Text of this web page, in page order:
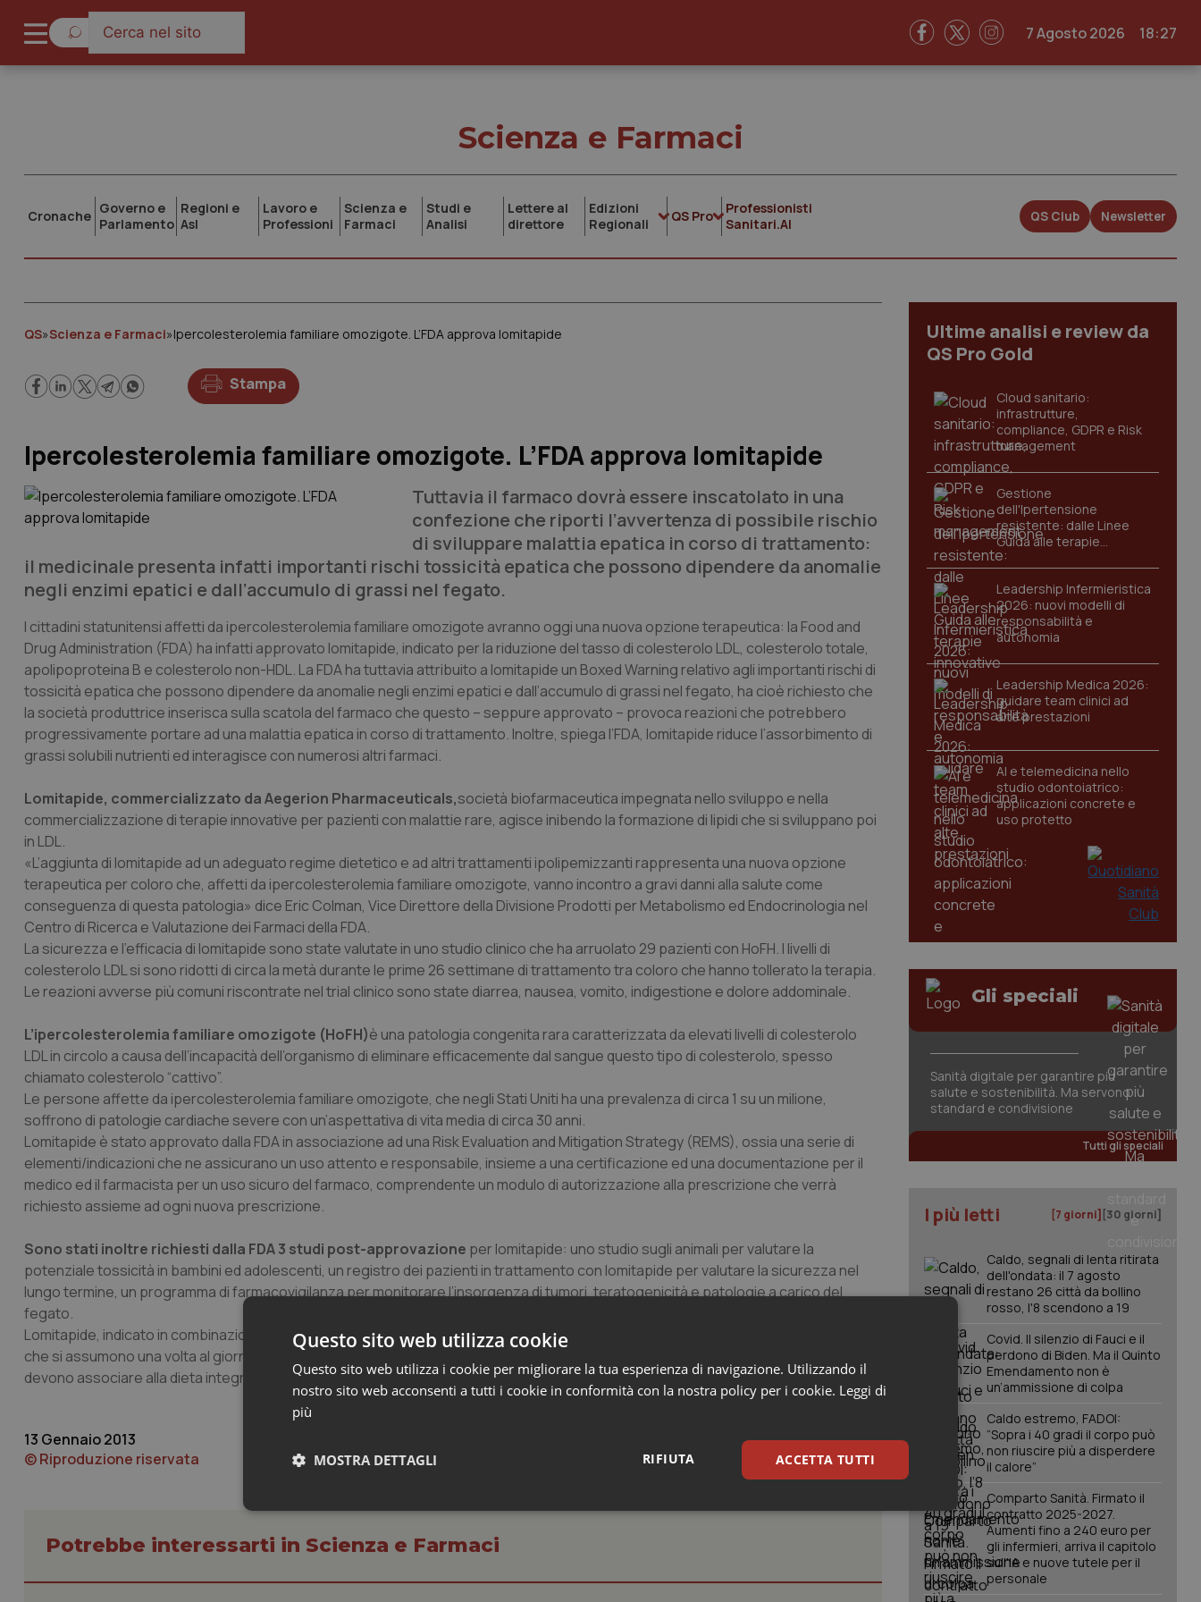
7 Agosto 2026 18:27
Scienza e Farmaci
Cronache Governo e
Parlamento
Regioni e
Asl
Lavoro e
Professioni
Scienza e
Farmaci
Studi e
Analisi
Lettere al
direttore
Edizioni
Regionali
QS Pro
Professionisti
Sanitari.AI
QS Club Newsletter
QS»Scienza e Farmaci»Ipercolesterolemia familiare omozigote. L’FDA approva lomitapide
Stampa
Ipercolesterolemia familiare omozigote. L’FDA approva lomitapide
Tuttavia il farmaco dovrà essere inscatolato in una
confezione che riporti l’avvertenza di possibile rischio
di sviluppare malattia epatica in corso di trattamento:
il medicinale presenta infatti importanti rischi tossicità epatica che possono dipendere da anomalie
negli enzimi epatici e dall’accumulo di grassi nel fegato.
I cittadini statunitensi affetti da ipercolesterolemia familiare omozigote avranno oggi una nuova opzione terapeutica: la Food and
Drug Administration (FDA) ha infatti approvato lomitapide, indicato per la riduzione del tasso di colesterolo LDL, colesterolo totale,
apolipoproteina B e colesterolo non-HDL. La FDA ha tuttavia attribuito a lomitapide un Boxed Warning relativo agli importanti rischi di
tossicità epatica che possono dipendere da anomalie negli enzimi epatici e dall’accumulo di grassi nel fegato, ha cioè richiesto che
la società produttrice inserisca sulla scatola del farmaco che questo – seppure approvato – provoca reazioni che potrebbero
progressivamente portare ad una malattia epatica in corso di trattamento. Inoltre, spiega l’FDA, lomitapide riduce l’assorbimento di
grassi solubili nutrienti ed interagisce con numerosi altri farmaci.
Lomitapide, commercializzato da Aegerion Pharmaceuticals,società biofarmaceutica impegnata nello sviluppo e nella
commercializzazione di terapie innovative per pazienti con malattie rare, agisce inibendo la formazione di lipidi che si sviluppano poi
in LDL.
«L’aggiunta di lomitapide ad un adeguato regime dietetico e ad altri trattamenti ipolipemizzanti rappresenta una nuova opzione
terapeutica per coloro che, affetti da ipercolesterolemia familiare omozigote, vanno incontro a gravi danni alla salute come
conseguenza di questa patologia» dice Eric Colman, Vice Direttore della Divisione Prodotti per Metabolismo ed Endocrinologia nel
Centro di Ricerca e Valutazione dei Farmaci della FDA.
La sicurezza e l’efficacia di lomitapide sono state valutate in uno studio clinico che ha arruolato 29 pazienti con HoFH. I livelli di
colesterolo LDL si sono ridotti di circa la metà durante le prime 26 settimane di trattamento tra coloro che hanno tollerato la terapia.
Le reazioni avverse più comuni riscontrate nel trial clinico sono state diarrea, nausea, vomito, indigestione e dolore addominale.
L’ipercolesterolemia familiare omozigote (HoFH)è una patologia congenita rara caratterizzata da elevati livelli di colesterolo
LDL in circolo a causa dell’incapacità dell’organismo di eliminare efficacemente dal sangue questo tipo di colesterolo, spesso
chiamato colesterolo “cattivo”.
Le persone affette da ipercolesterolemia familiare omozigote, che negli Stati Uniti ha una prevalenza di circa 1 su un milione,
soffrono di patologie cardiache severe con un’aspettativa di vita media di circa 30 anni.
Lomitapide è stato approvato dalla FDA in associazione ad una Risk Evaluation and Mitigation Strategy (REMS), ossia una serie di
elementi/indicazioni che ne assicurano un uso attento e responsabile, insieme a una certificazione ed una documentazione per il
medico ed il farmacista per un uso sicuro del farmaco, comprendente un modulo di autorizzazione alla prescrizione che verrà
richiesto assieme ad ogni nuova prescrizione.
Sono stati inoltre richiesti dalla FDA 3 studi post-approvazione per lomitapide: uno studio sugli animali per valutare la
potenziale tossicità in bambini ed adolescenti, un registro dei pazienti in trattamento con lomitapide per valutare la sicurezza nel
lungo termine, un programma di farmacovigilanza per monitorare l’insorgenza di tumori, teratogenicità e patologie a carico del
fegato.
Lomitapide, indicato in combinazione con una dieta povera di grassi e con altri trattamenti ipolipemizzanti, è disponibile in capsule
che si assumono una volta al giorno, lontano dai pasti ed almeno due ore dopo il pasto serale. I pazienti che assumono lomitapide
devono associare alla dieta integratori contenenti vitamine solubili e acidi grassi essenziali.
13 Gennaio 2013
© Riproduzione riservata
Potrebbe interessarti in Scienza e Farmaci
Ultime analisi e review da
QS Pro Gold
Cloud sanitario:
infrastrutture,
compliance, GDPR e Risk
management
Gestione
dell'Ipertensione
resistente: dalle Linee
Guida alle terapie
innovative
Leadership Infermieristica
2026: nuovi modelli di
responsabilità e
autonomia
Leadership Medica 2026:
guidare team clinici ad
alte prestazioni
AI e telemedicina nello
studio odontoiatrico:
applicazioni concrete e
uso protetto
Gli speciali
Sanità digitale per garantire più
salute e sostenibilità. Ma servono
standard e condivisione
Tutti gli speciali
I più letti [7 giorni] [30 giorni]
Caldo, segnali di lenta ritirata
dell'ondata: il 7 agosto
restano 26 città da bollino
rosso, l'8 scendono a 19
Covid. Il silenzio di Fauci e il
perdono di Biden. Ma il Quinto
Emendamento non è
un’ammissione di colpa
Caldo estremo, FADOI:
“Sopra i 40 gradi il corpo può
non riuscire più a disperdere
il calore”
Comparto Sanità. Firmato il
contratto 2025-2027.
Aumenti fino a 240 euro per
gli infermieri, arriva il capitolo
sull'IA e nuove tutele per il
personale
Questo sito web utilizza cookie
Questo sito web utilizza i cookie per migliorare la tua esperienza di navigazione. Utilizzando il
nostro sito web acconsenti a tutti i cookie in conformità con la nostra policy per i cookie. Leggi di
più
ACCETTA TUTTI
RIFIUTA
MOSTRA DETTAGLI
Necessari Statistici Marketing